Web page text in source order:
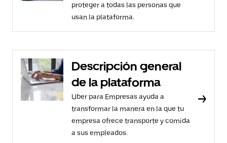
proteger a todas las personas que
usan la plataforma.
Descripción general
de la plataforma
Uber para Empresas ayuda a
transformar la manera en la que tu
empresa ofrece transporte y comida
a sus empleados.